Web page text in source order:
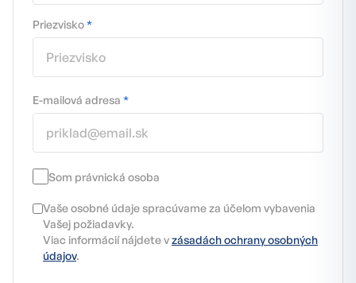
Priezvisko*
E-mailová adresa *
Som právnická osoba
Vaše osobné údaje spracúvame za účelom vybavenia
Vašej požiadavky.
Viac informácií nájdete vzásadách ochrany osobných
údajov.